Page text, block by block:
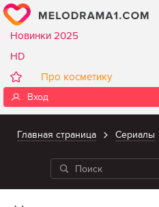
Новинки 2025
HD
Про косметику
Вход
Главная страница Сериалы